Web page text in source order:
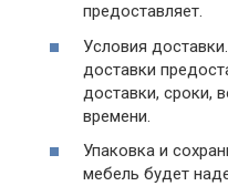
предоставляет.
Условия
доставки
доставки, сроки,
времени.
Упаковка и
мебель будет